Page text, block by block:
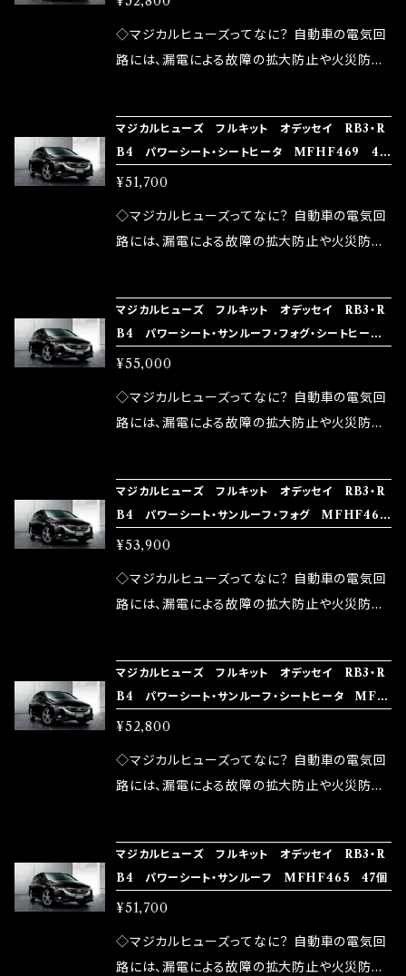
発揮します。 ・アクセルレスポンスの向上 ・アイ
ドリング安定化（静粛性UP） ・ターボ車のターボ
など、これらの効果は、タウンユースだけでなく、
モータースポーツシーンでの実証実験の上、 製
品化を果たしております。
ます。 1.溶接回路であるため、配線と比較し抵抗
が大きい。 2.金属部分が露出している為、空気
中に漏電してしまう。 3.金属プレートが接触する
ズが、マジカルヒューズになります。 ◇マジカル
ヒューズの効果 マジカルヒューズは放電防止効
果・接触抵抗低減効果により、このような効果を
発揮します。 ・アクセルレスポンスの向上 ・アイ
ドリング安定化（静粛性UP） ・ターボ車のターボ
など、これらの効果は、タウンユースだけでなく、
モータースポーツシーンでの実証実験の上、 製
品化を果たしております。
◇マジカルヒューズってなに？ 自動車の電気回
路には、漏電による故障の拡大防止や火災防止
路として、各回路への電力供給を行っています。
しかし、ヒューズには拭い去れない欠点があり
ます。 1.溶接回路であるため、配線と比較し抵抗
が大きい。 2.金属部分が露出している為、空気
中に漏電してしまう。 3.金属プレートが接触する
ズが、マジカルヒューズになります。 ◇マジカル
ヒューズの効果 マジカルヒューズは放電防止効
果・接触抵抗低減効果により、このような効果を
発揮します。 ・アクセルレスポンスの向上 ・アイ
ドリング安定化（静粛性UP） ・ターボ車のターボ
など、これらの効果は、タウンユースだけでなく、
モータースポーツシーンでの実証実験の上、 製
品化を果たしております。
マジカルヒューズ フルキット オデッセイ RB3・R
B4 パワーシート・シートヒータ MFHF469 47
個
¥51,700
◇マジカルヒューズってなに？ 自動車の電気回
路には、漏電による故障の拡大防止や火災防止
路として、各回路への電力供給を行っています。
しかし、ヒューズには拭い去れない欠点があり
ます。 1.溶接回路であるため、配線と比較し抵抗
が大きい。 2.金属部分が露出している為、空気
中に漏電してしまう。 3.金属プレートが接触する
ズが、マジカルヒューズになります。 ◇マジカル
ヒューズの効果 マジカルヒューズは放電防止効
果・接触抵抗低減効果により、このような効果を
発揮します。 ・アクセルレスポンスの向上 ・アイ
ドリング安定化（静粛性UP） ・ターボ車のターボ
など、これらの効果は、タウンユースだけでなく、
モータースポーツシーンでの実証実験の上、 製
品化を果たしております。
マジカルヒューズ フルキット オデッセイ RB3・R
B4 パワーシート・サンルーフ・フォグ・シートヒー
タ MFHF468 50個
¥55,000
◇マジカルヒューズってなに？ 自動車の電気回
路には、漏電による故障の拡大防止や火災防止
路として、各回路への電力供給を行っています。
しかし、ヒューズには拭い去れない欠点があり
ます。 1.溶接回路であるため、配線と比較し抵抗
が大きい。 2.金属部分が露出している為、空気
中に漏電してしまう。 3.金属プレートが接触する
ズが、マジカルヒューズになります。 ◇マジカル
ヒューズの効果 マジカルヒューズは放電防止効
果・接触抵抗低減効果により、このような効果を
発揮します。 ・アクセルレスポンスの向上 ・アイ
ドリング安定化（静粛性UP） ・ターボ車のターボ
など、これらの効果は、タウンユースだけでなく、
モータースポーツシーンでの実証実験の上、 製
品化を果たしております。
マジカルヒューズ フルキット オデッセイ RB3・R
B4 パワーシート・サンルーフ・フォグ MFHF467
49個
¥53,900
◇マジカルヒューズってなに？ 自動車の電気回
路には、漏電による故障の拡大防止や火災防止
路として、各回路への電力供給を行っています。
しかし、ヒューズには拭い去れない欠点があり
ます。 1.溶接回路であるため、配線と比較し抵抗
が大きい。 2.金属部分が露出している為、空気
中に漏電してしまう。 3.金属プレートが接触する
ズが、マジカルヒューズになります。 ◇マジカル
ヒューズの効果 マジカルヒューズは放電防止効
果・接触抵抗低減効果により、このような効果を
発揮します。 ・アクセルレスポンスの向上 ・アイ
ドリング安定化（静粛性UP） ・ターボ車のターボ
マジカルヒューズ フルキット オデッセイ RB3・R
B4 パワーシート・サンルーフ・シートヒータ MFH
F466 48個
¥52,800
◇マジカルヒューズってなに？ 自動車の電気回
路には、漏電による故障の拡大防止や火災防止
路として、各回路への電力供給を行っています。
しかし、ヒューズには拭い去れない欠点があり
ます。 1.溶接回路であるため、配線と比較し抵抗
が大きい。 2.金属部分が露出している為、空気
中に漏電してしまう。 3.金属プレートが接触する
マジカルヒューズ フルキット オデッセイ RB3・R
B4 パワーシート・サンルーフ MFHF465 47個
¥51,700
◇マジカルヒューズってなに？ 自動車の電気回
路には、漏電による故障の拡大防止や火災防止